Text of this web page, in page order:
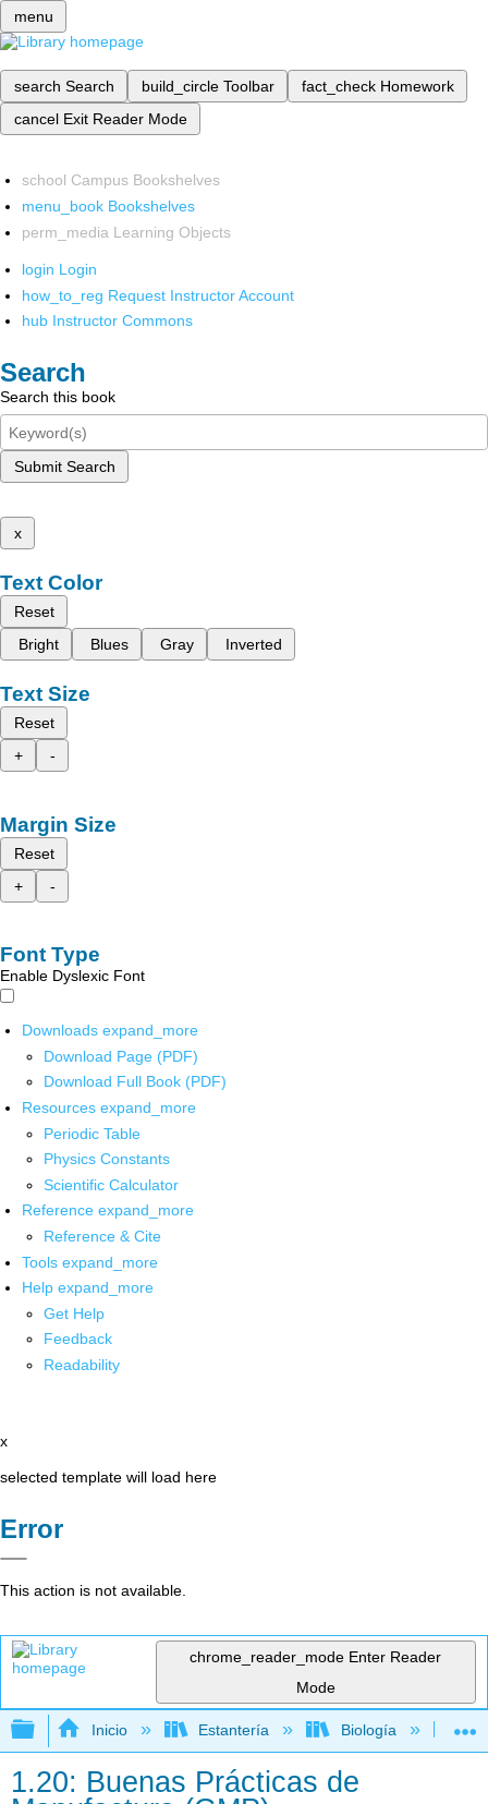
menu
search Search build_circle Toolbar fact_check Homework
cancel Exit Reader Mode
school Campus Bookshelves
menu_book Bookshelves
perm_media Learning Objects
login Login
how_to_reg Request Instructor Account
hub Instructor Commons
Search
Search this book
Submit Search
x
Text Color
Reset
Bright
Blues Gray Inverted
Text Size
Reset
+
-
Margin Size
Reset
+
-
Font Type
Enable Dyslexic Font
Downloads expand_more
Download Page (PDF)
Download Full Book (PDF)
Resources expand_more
Periodic Table
Physics Constants
Scientific Calculator
Reference expand_more
Reference & Cite
Tools expand_more
Help expand_more
Get Help
Feedback
Readability
x
selected template will load here
Error
This action is not available.
chrome_reader_mode Enter Reader
Mode
Expandir/contraer jerarquía global
Inicio Estantería Biología
1.20: Buenas Prácticas de